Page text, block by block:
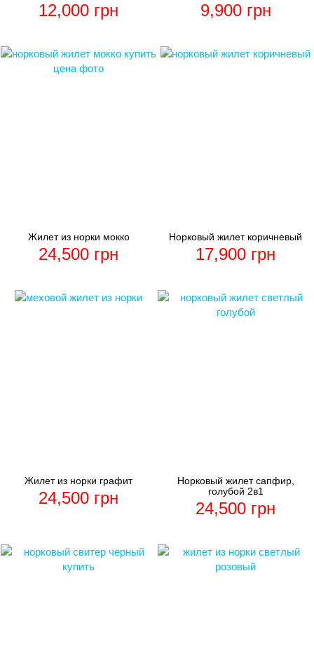
9,900 грн
12,000 грн
Норковый жилет коричневый
17,900 грн
Жилет из норки мокко
24,500 грн
Норковый жилет сапфир,
голубой 2в1
24,500 грн
Жилет из норки графит
24,500 грн